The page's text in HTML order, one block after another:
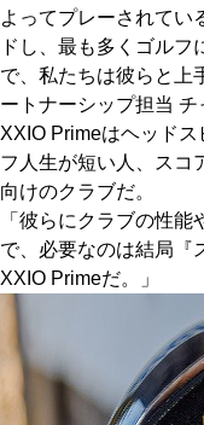
よってプレーされてい
ドし、最も多くゴル
で、私たちは彼らと上
ートナーシップ担当 チ
XXIO Primeはヘッド
フ人生が短い人、スコ
向けのクラブだ。
「彼らにクラブの性
で、必要なのは結局『
XXIO Primeだ。」